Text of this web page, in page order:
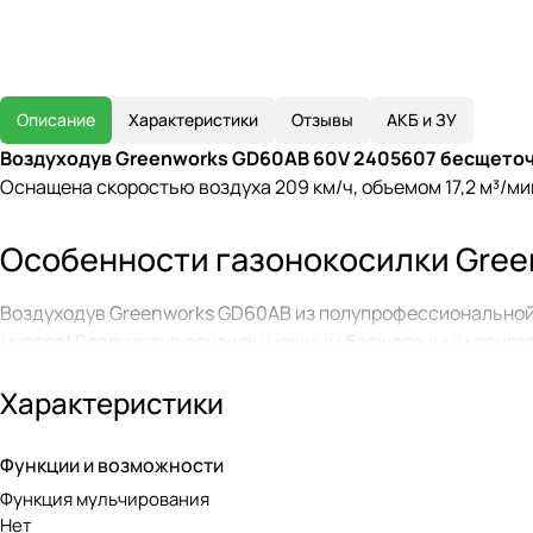
Описание Характеристики Отзывы АКБ и ЗУ
Воздуходув Greenworks GD60AB 60V 2405607
Оснащена скоростью воздуха 209 км/ч, объемом 17,2 м³/
Особенности газонокосилки
Воздуходув Greenworks GD60AB из
мусора! Воздуходув оснащён мощным бесщеточным
скорость потока воздуха — 209 км/ч, а объем воздуха
Для более долгого срока службы двигатель оснащен
воздуха плавно регулируется, предусмотрена
форму. Вес устройства составляет всего 2,4 кг без АКБ.
Характеристики
Функции и возможности
Функция мульчирования
Нет